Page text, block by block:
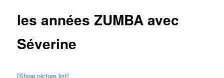
les années ZUMBA avec
Séverine
[Show picture list]